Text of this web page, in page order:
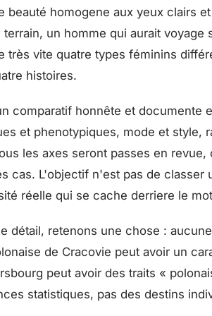
beauté homogene aux yeux clairs
un homme qui aurait
très vite quatre types féminins
histoires.
comparatif honnête et documente
et phenotypiques, mode et style,
les axes seront passes en
cas. L'objectif n'est pas de classer
réelle qui se cache derriere le
détail, retenons une chose :
de Cracovie peut avoir un
peut avoir des traits «
statistiques, pas des destins